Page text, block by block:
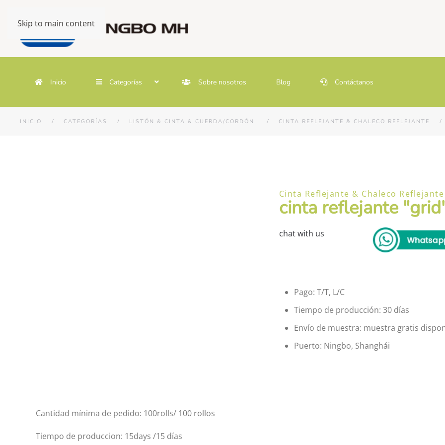
Skip to main content
Inicio Categorías Sobre nosotros Blog Contáctanos
INICIO CATEGORÍAS LISTÓN & CINTA & CUERDA/CORDÓN CINTA REFLEJANTE & CHALECO REFLEJANTE
Cinta Reflejante & Chaleco Reflejante
cinta reflejante
chat with us
Pago: T/T, L/C
Tiempo de producción: 30 días
Envío de muestra: muestra gratis
Puerto: Ningbo, Shanghái
Cantidad mínima de pedido: 100rolls/ 100 rollos
Tiempo de produccion: 15days /15 días